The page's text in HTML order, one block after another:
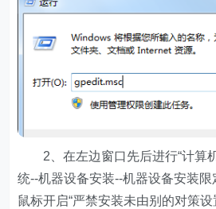
2、在左边窗口先后进行“计算
统--机器设备安装--机器设备安装限
鼠标开启“严禁安装未由别的对策设